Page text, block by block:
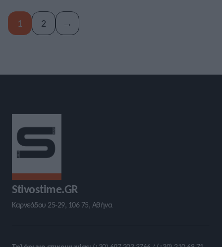
1 2 →
Stivostime.GR
Καρνεάδου 25-29, 106 75, Αθήνα